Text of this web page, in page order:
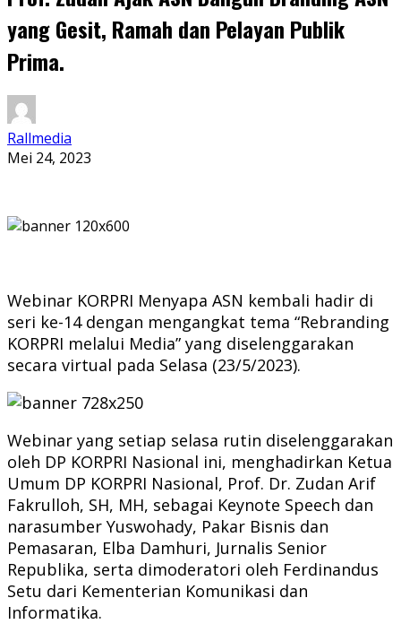
yang Gesit, Ramah dan Pelayan Publik
Prima.
Rallmedia
Mei 24, 2023
Webinar KORPRI Menyapa ASN kembali hadir di
seri ke-14 dengan mengangkat tema “Rebranding
KORPRI melalui Media” yang diselenggarakan
secara virtual pada Selasa (23/5/2023).
Webinar yang setiap selasa rutin diselenggarakan
oleh DP KORPRI Nasional ini, menghadirkan Ketua
Umum DP KORPRI Nasional, Prof. Dr. Zudan Arif
Fakrulloh, SH, MH, sebagai Keynote Speech dan
narasumber Yuswohady, Pakar Bisnis dan
Pemasaran, Elba Damhuri, Jurnalis Senior
Republika, serta dimoderatori oleh Ferdinandus
Setu dari Kementerian Komunikasi dan
Informatika.